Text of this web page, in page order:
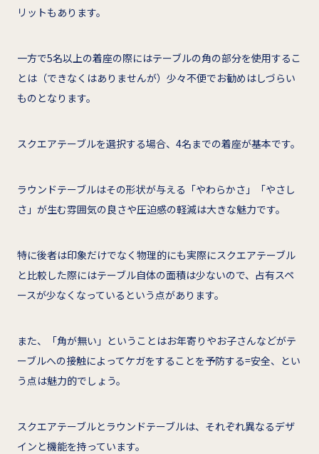
リットもあります。
一方で5名以上の着座の際にはテーブルの角の部分を使用するこ
とは（できなくはありませんが）少々不便でお勧めはしづらい
ものとなります。
スクエアテーブルを選択する場合、4名までの着座が基本です。
ラウンドテーブルはその形状が与える「やわらかさ」「やさし
さ」が生む雰囲気の良さや圧迫感の軽減は大きな魅力です。
特に後者は印象だけでなく物理的にも実際にスクエアテーブル
と比較した際にはテーブル自体の面積は少ないので、占有スペ
ースが少なくなっているという点があります。
また、「角が無い」ということはお年寄りやお子さんなどがテ
ーブルへの接触によってケガをすることを予防する=安全、とい
う点は魅力的でしょう。
スクエアテーブルとラウンドテーブルは、それぞれ異なるデザ
インと機能を持っています。